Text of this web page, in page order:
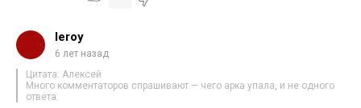
leroy
6 лет назад
Цитата: Алексей
Много комментаторов спрашивают — чего арка упала, и не одного
ответа.